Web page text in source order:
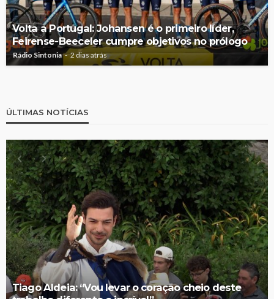
Volta a Portugal: Johansen é o primeiro líder,
Feirense-Beeceler cumpre objetivos no prólogo
Rádio Sintonia 2 dias atrás
ÚLTIMAS NOTÍCIAS
Tiago Aldeia: “Vou levar o coração cheio deste